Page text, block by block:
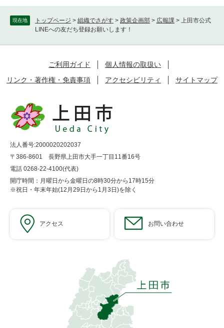
現在地 トップページ > 組織でさがす > 政策企画部 > 広報課 > 上田市公式
LINEへの友だち登録お願いします！
ご利用ガイド
個人情報の取扱い
リンク・著作権・免責事項
アクセシビリティ サイトマップ
法人番号:2000020202037
〒386-8601 長野県上田市大手一丁目11番16号
電話 0268-22-4100(代表)
開庁時間：月曜日から金曜日の8時30分から17時15分
※祝日・年末年始(12月29日から1月3日)を除く
アクセス お問い合わせ